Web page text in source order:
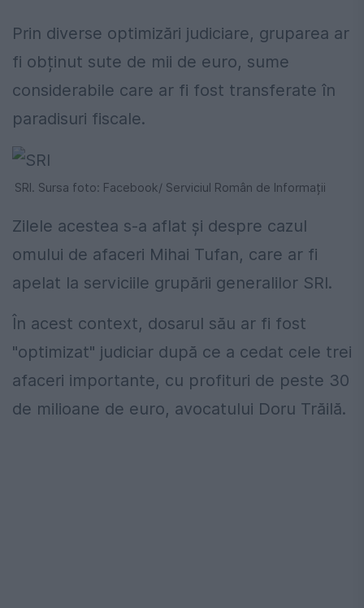
Prin diverse optimizări judiciare, gruparea ar
fi obținut sute de mii de euro, sume
considerabile care ar fi fost transferate în
paradisuri fiscale.
SRI. Sursa foto: Facebook/ Serviciul Român de Informații
Zilele acestea s-a aflat și despre cazul
omului de afaceri Mihai Tufan, care ar fi
apelat la serviciile grupării generalilor SRI.
În acest context, dosarul său ar fi fost
"optimizat" judiciar după ce a cedat cele trei
afaceri importante, cu profituri de peste 30
de milioane de euro, avocatului Doru Trăilă.